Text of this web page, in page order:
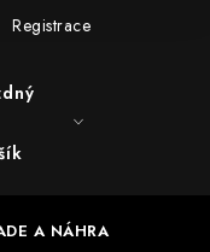
Registrace
A NÁHRADNÍ DÍLY